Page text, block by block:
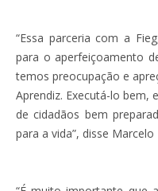
“Essa parceria com a
para o aperfeiçoamento
temos preocupação e
Aprendiz. Executá-lo bem,
de cidadãos bem
para a vida”, disse Marcelo